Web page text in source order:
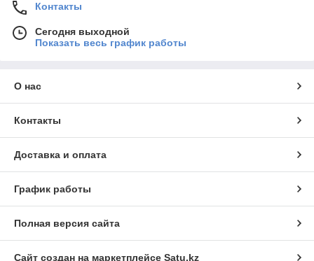
Контакты
Сегодня выходной
Показать весь график работы
О нас
Контакты
Доставка и оплата
График работы
Полная версия сайта
Сайт создан на маркетплейсе Satu.kz